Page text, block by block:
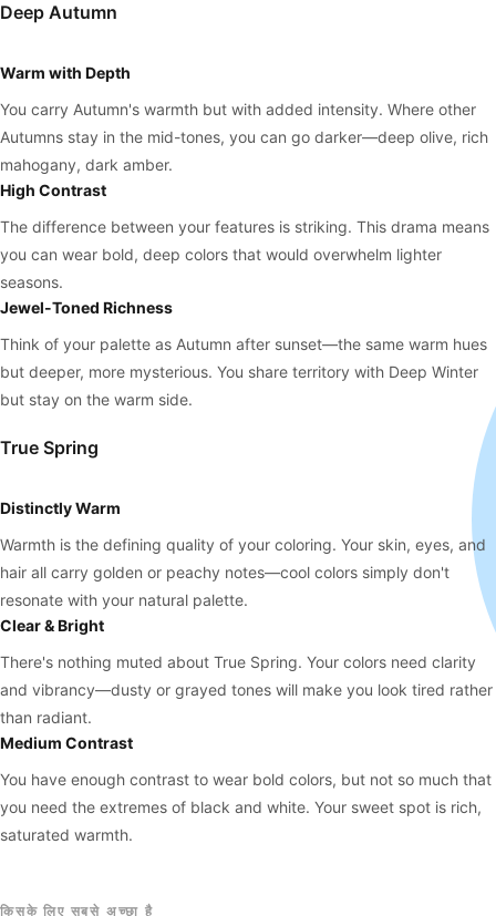
Deep Autumn
Warm with Depth
You carry Autumn's warmth but with added intensity. Where other
Autumns stay in the mid-tones, you can go darker—deep olive, rich
mahogany, dark amber.
High Contrast
The difference between your features is striking. This drama means
you can wear bold, deep colors that would overwhelm lighter
seasons.
Jewel-Toned Richness
Think of your palette as Autumn after sunset—the same warm hues
but deeper, more mysterious. You share territory with Deep Winter
but stay on the warm side.
True Spring
Distinctly Warm
Warmth is the defining quality of your coloring. Your skin, eyes, and
hair all carry golden or peachy notes—cool colors simply don't
resonate with your natural palette.
Clear & Bright
There's nothing muted about True Spring. Your colors need clarity
and vibrancy—dusty or grayed tones will make you look tired rather
than radiant.
Medium Contrast
You have enough contrast to wear bold colors, but not so much that
you need the extremes of black and white. Your sweet spot is rich,
saturated warmth.
किसके लिए सबसे अच्छा है